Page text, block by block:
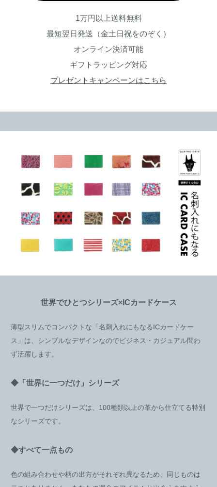
1万円以上送料無料
最短翌日発送（金土日祝をのぞく）
オンライン決済可能
ギフトラッピング対応
プレゼントキャンペーンはこちら
世界でひとつシリーズ×ICカードケース
薄型スリムでコンパクトな「名刺入れにもなるICカードケー
ス」は、シンプルなデザインなのでビジネス・カジュアル問わ
ず活躍します。
◆「世界に一つだけ」シリーズ
世界で一つだけシリーズは、100種類以上の革から仕立てる特別
なシリーズです。
◆すべて一点もの
色の組み合わせや柄の出方がそれぞれ異なるため、同じものは